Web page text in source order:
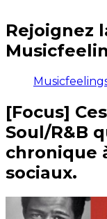
Rejoignez
[Focus]
Soul/R&B
chronique
sociaux.